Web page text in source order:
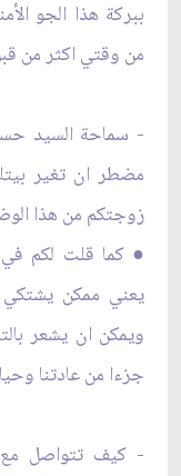
ببركة هذا الجو
من وقتي اكثر من
- سماحة السيد
زوجتكم من هذا
● كما قلت لكم في
يعني ممكن يشتكي
ويمكن ان يشعر
جزءا من عادتنا
- كيف تتواصل مع